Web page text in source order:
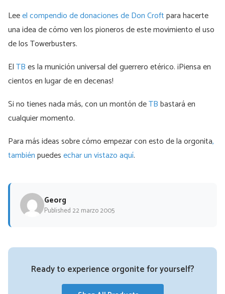
Leeel compendio de donaciones de Don Croftpara hacerte
una idea de cómo ven los pioneros de este movimiento el uso
de los Towerbusters.
ElTBes la munición universal del guerrero etérico. ¡Piensa en
cientos en lugar de en decenas!
Si no tienes nada más, con un montón deTBbastará en
cualquier momento.
Para más ideas sobre cómo empezar con esto de la orgonita,
tambiénpuedesechar un vistazo aquí.
Georg
Published 22 marzo 2005
Ready to experience orgonite for yourself?